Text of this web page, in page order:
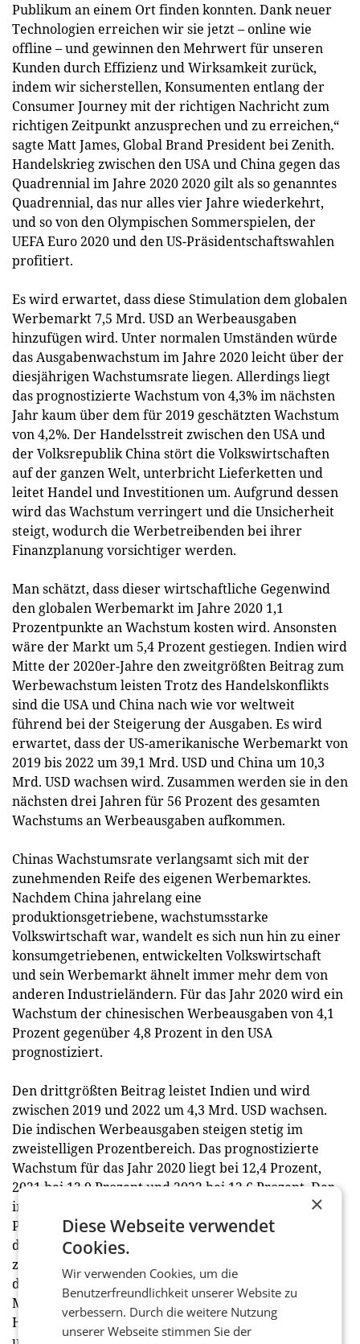
Publikum an einem Ort finden konnten. Dank neuer
Technologien erreichen wir sie jetzt – online wie
offline – und gewinnen den Mehrwert für unseren
Kunden durch Effizienz und Wirksamkeit zurück,
indem wir sicherstellen, Konsumenten entlang der
Consumer Journey mit der richtigen Nachricht zum
richtigen Zeitpunkt anzusprechen und zu erreichen,“
sagte Matt James, Global Brand President bei Zenith.
Handelskrieg zwischen den USA und China gegen das
Quadrennial im Jahre 2020 2020 gilt als so genanntes
Quadrennial, das nur alles vier Jahre wiederkehrt,
und so von den Olympischen Sommerspielen, der
UEFA Euro 2020 und den US-Präsidentschaftswahlen
profitiert.
Es wird erwartet, dass diese Stimulation dem globalen
Werbemarkt 7,5 Mrd. USD an Werbeausgaben
hinzufügen wird. Unter normalen Umständen würde
das Ausgabenwachstum im Jahre 2020 leicht über der
diesjährigen Wachstumsrate liegen. Allerdings liegt
das prognostizierte Wachstum von 4,3% im nächsten
Jahr kaum über dem für 2019 geschätzten Wachstum
von 4,2%. Der Handelsstreit zwischen den USA und
der Volksrepublik China stört die Volkswirtschaften
auf der ganzen Welt, unterbricht Lieferketten und
leitet Handel und Investitionen um. Aufgrund dessen
wird das Wachstum verringert und die Unsicherheit
steigt, wodurch die Werbetreibenden bei ihrer
Finanzplanung vorsichtiger werden.
Man schätzt, dass dieser wirtschaftliche Gegenwind
den globalen Werbemarkt im Jahre 2020 1,1
Prozentpunkte an Wachstum kosten wird. Ansonsten
wäre der Markt um 5,4 Prozent gestiegen. Indien wird
Mitte der 2020er-Jahre den zweitgrößten Beitrag zum
Werbewachstum leisten Trotz des Handelskonflikts
sind die USA und China nach wie vor weltweit
führend bei der Steigerung der Ausgaben. Es wird
erwartet, dass der US-amerikanische Werbemarkt von
2019 bis 2022 um 39,1 Mrd. USD und China um 10,3
Mrd. USD wachsen wird. Zusammen werden sie in den
nächsten drei Jahren für 56 Prozent des gesamten
Wachstums an Werbeausgaben aufkommen.
Chinas Wachstumsrate verlangsamt sich mit der
zunehmenden Reife des eigenen Werbemarktes.
Nachdem China jahrelang eine
produktionsgetriebene, wachstumsstarke
Volkswirtschaft war, wandelt es sich nun hin zu einer
konsumgetriebenen, entwickelten Volkswirtschaft
und sein Werbemarkt ähnelt immer mehr dem von
anderen Industrieländern. Für das Jahr 2020 wird ein
Wachstum der chinesischen Werbeausgaben von 4,1
Prozent gegenüber 4,8 Prozent in den USA
prognostiziert.
Den drittgrößten Beitrag leistet Indien und wird
zwischen 2019 und 2022 um 4,3 Mrd. USD wachsen.
Die indischen Werbeausgaben steigen stetig im
zweistelligen Prozentbereich. Das prognostizierte
Wachstum für das Jahr 2020 liegt bei 12,4 Prozent,
2021 bei 12,9 Prozent und 2022 bei 12,6 Prozent. Der
indische Werbemarkt verfügt über ein großes
Potenzial für langfristiges Wachstum und trägt in
diesem Jahr nur 0,3 Prozent zum BIP bei im Vergleich
zu 0,6 Prozent in China und 0,7 Prozent weltweit. Mit
den derzeitigen Entwicklungsraten wird Indien bis
Mitte der 2020er Jahre China als
Hauptwachstumsquelle in der Region Asien-Pazifik
×
Diese Webseite verwendet
Cookies.
Wir verwenden Cookies, um die
Benutzerfreundlichkeit unserer Website zu
verbessern. Durch die weitere Nutzung
unserer Webseite stimmen Sie der